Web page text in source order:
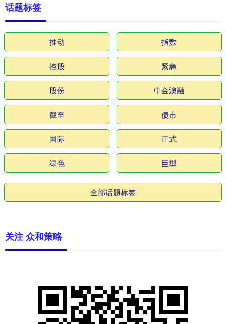
话题标签
推动 指数
控股 紧急
股份 中金澳融
截至 债市
国际 正式
绿色 巨型
全部话题标签
关注 众和策略